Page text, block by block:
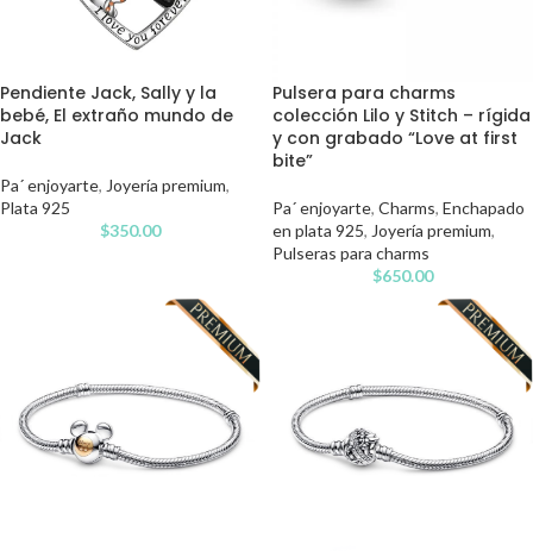
Pendiente Jack, Sally y la
bebé, El extraño mundo de
Jack
Pa´ enjoyarte, Joyería premium,
Plata 925
$350.00
Pulsera para charms
colección Lilo y Stitch – rígida
y con grabado “Love at first
bite”
Pa´ enjoyarte, Charms, Enchapado
en plata 925, Joyería premium,
Pulseras para charms
$650.00